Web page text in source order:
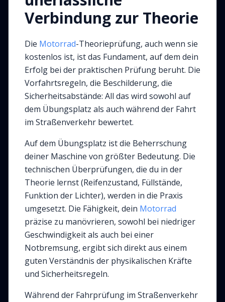
Verbindung zur Theorie
Die Motorrad-Theorieprüfung, auch wenn sie
kostenlos ist, ist das Fundament, auf dem dein
Erfolg bei der praktischen Prüfung beruht. Die
Vorfahrtsregeln, die Beschilderung, die
Sicherheitsabstände: All das wird sowohl auf
dem Übungsplatz als auch während der Fahrt
im Straßenverkehr bewertet.
Auf dem Übungsplatz ist die Beherrschung
deiner Maschine von größter Bedeutung. Die
technischen Überprüfungen, die du in der
Theorie lernst (Reifenzustand, Füllstände,
Funktion der Lichter), werden in die Praxis
umgesetzt. Die Fähigkeit, dein Motorrad
präzise zu manövrieren, sowohl bei niedriger
Geschwindigkeit als auch bei einer
Notbremsung, ergibt sich direkt aus einem
guten Verständnis der physikalischen Kräfte
und Sicherheitsregeln.
Während der Fahrprüfung im Straßenverkehr